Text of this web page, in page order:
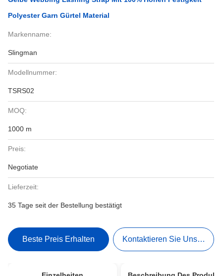
Polyester Garn Gürtel Material
Markenname:
Slingman
Modellnummer:
TSRS02
MOQ:
1000 m
Preis:
Negotiate
Lieferzeit:
35 Tage seit der Bestellung bestätigt
Beste Preis Erhalten Kontaktieren Sie Uns Jetzt